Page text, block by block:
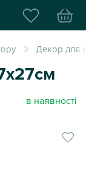
магазин
Декор для
в наявності